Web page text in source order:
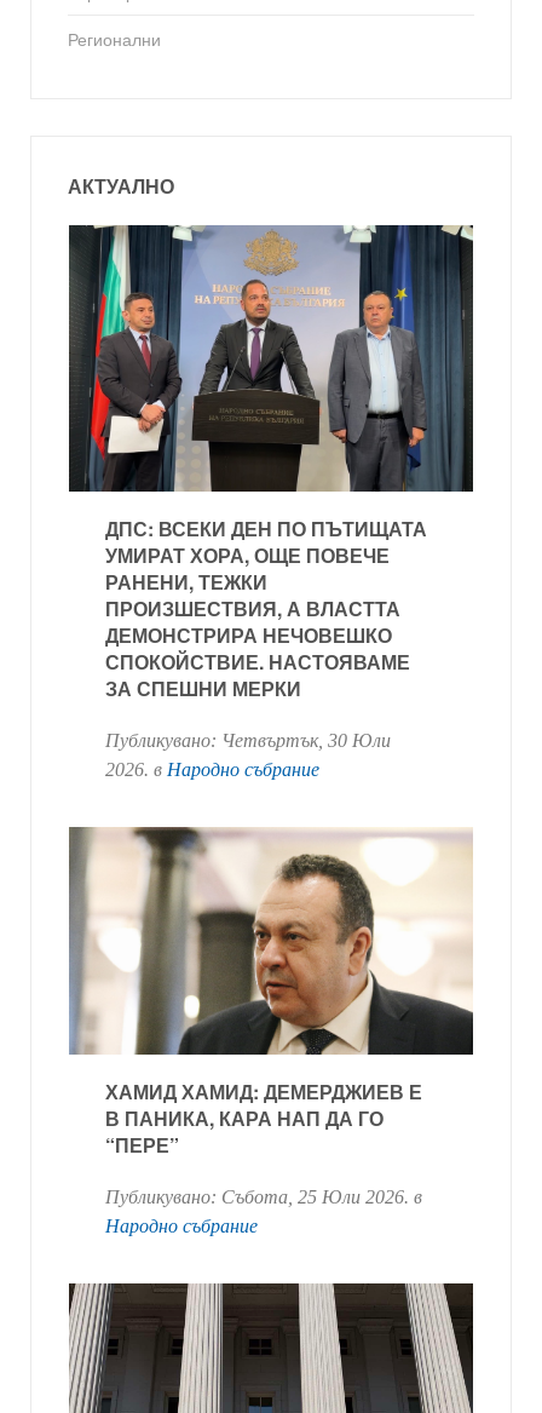
Регионални
АКТУАЛНО
ДПС: ВСЕКИ ДЕН ПО ПЪТИЩАТА
УМИРАТ ХОРА, ОЩЕ ПОВЕЧЕ
РАНЕНИ, ТЕЖКИ
ПРОИЗШЕСТВИЯ, А ВЛАСТТА
ДЕМОНСТРИРА НЕЧОВЕШКО
СПОКОЙСТВИЕ. НАСТОЯВАМЕ
ЗА СПЕШНИ МЕРКИ
Публикувано: Четвъртък, 30 Юли
2026. в Народно събрание
ХАМИД ХАМИД: ДЕМЕРДЖИЕВ Е
В ПАНИКА, КАРА НАП ДА ГО
“ПЕРЕ”
Публикувано: Събота, 25 Юли 2026. в
Народно събрание